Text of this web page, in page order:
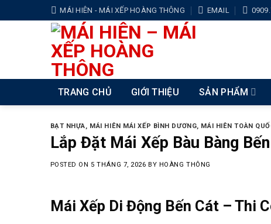
to
MÁI HIÊN - MÁI XẾP HOÀNG THÔNG EMAIL
TRANG CHỦ GIỚI THIỆU SẢN PHẨM
BẠT NHỰA, MÁI HIÊN MÁI XẾP BÌNH DƯƠNG, MÁI HIÊN TOÀN
Lắp Đặt Mái Xếp Bàu Bàng
POSTED ON 5 THÁNG 7, 2026 BY HOÀNG THÔNG
Mái Xếp Di Động Bến Cát – Thi